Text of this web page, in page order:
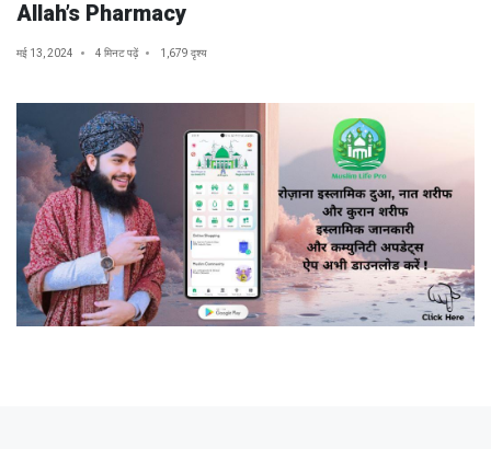
Allah’s Pharmacy
मई 13, 2024 4 मिनट पढ़ें 1,679 दृश्य